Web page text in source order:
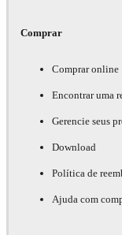
Comprar
Comprar online
Encontrar uma
Gerencie seus
Download
Política de
Ajuda com